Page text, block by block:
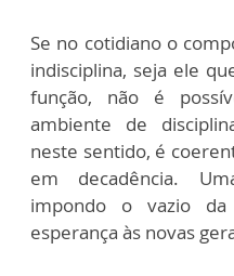
Se no cotidiano o
indisciplina, seja ele
função, não é
ambiente de
neste sentido, é
em decadência.
impondo o vazio
esperança às novas